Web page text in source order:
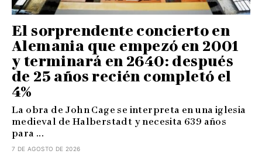
El sorprendente concierto en
Alemania que empezó en 2001
y terminará en 2640: después
de 25 años recién completó el
4%
La obra de John Cage se interpreta en una iglesia
medieval de Halberstadt y necesita 639 años
para ...
7 DE AGOSTO DE 2026